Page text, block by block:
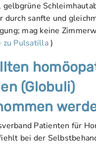
gelbgrüne
durch sanfte und
mag keine
zu Pulsatilla)
(Globuli)
Patienten für
bei der